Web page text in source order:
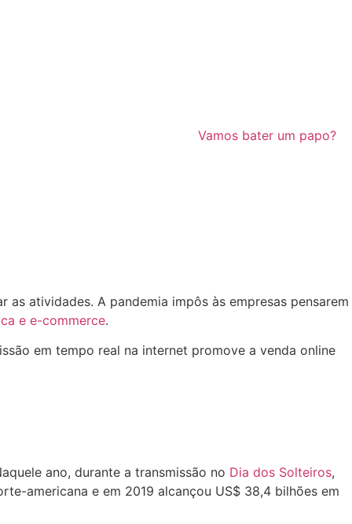
Vamos bater um papo?
atividades. A pandemia impôs às empresas pensarem
e e-commerce.
em tempo real na internet promove a venda online
ano, durante a transmissão no Dia dos Solteiros,
americana e em 2019 alcançou US$ 38,4 bilhões em